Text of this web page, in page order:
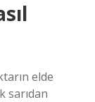
elde
sarıdan